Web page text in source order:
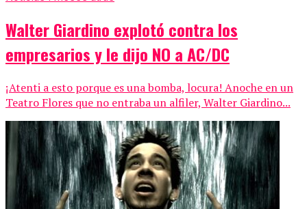
Walter Giardino explotó contra los
empresarios y le dijo NO a AC/DC
¡Atenti a esto porque es una bomba, locura! Anoche en un
Teatro Flores que no entraba un alfiler, Walter Giardino...